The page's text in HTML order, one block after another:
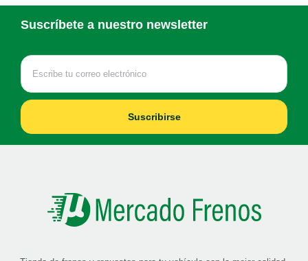
Suscríbete a nuestro newsletter
Suscribirse